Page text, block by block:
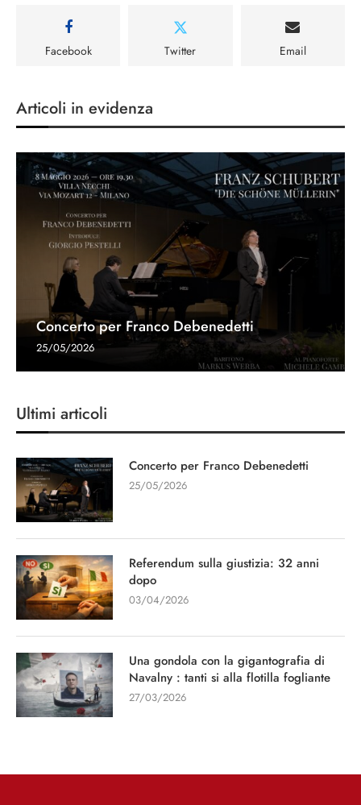
Facebook Twitter Email
Articoli in evidenza
Concerto per Franco Debenedetti
25/05/2026
Ultimi articoli
Concerto per Franco Debenedetti
25/05/2026
Referendum sulla giustizia: 32 anni
dopo
03/04/2026
Una gondola con la gigantografia di
Navalny : tanti si alla flotilla fogliante
27/03/2026